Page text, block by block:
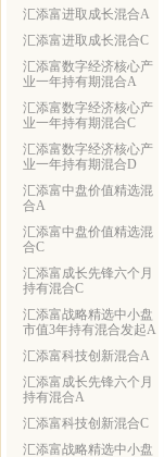
汇添富进取成长混合A
汇添富进取成长混合C
汇添富数字经济核心产
业一年持有期混合A
汇添富数字经济核心产
业一年持有期混合C
汇添富数字经济核心产
业一年持有期混合D
汇添富中盘价值精选混
合A
汇添富中盘价值精选混
合C
汇添富成长先锋六个月
持有混合C
汇添富战略精选中小盘
市值3年持有混合发起A
汇添富科技创新混合A
汇添富成长先锋六个月
持有混合A
汇添富科技创新混合C
汇添富战略精选中小盘